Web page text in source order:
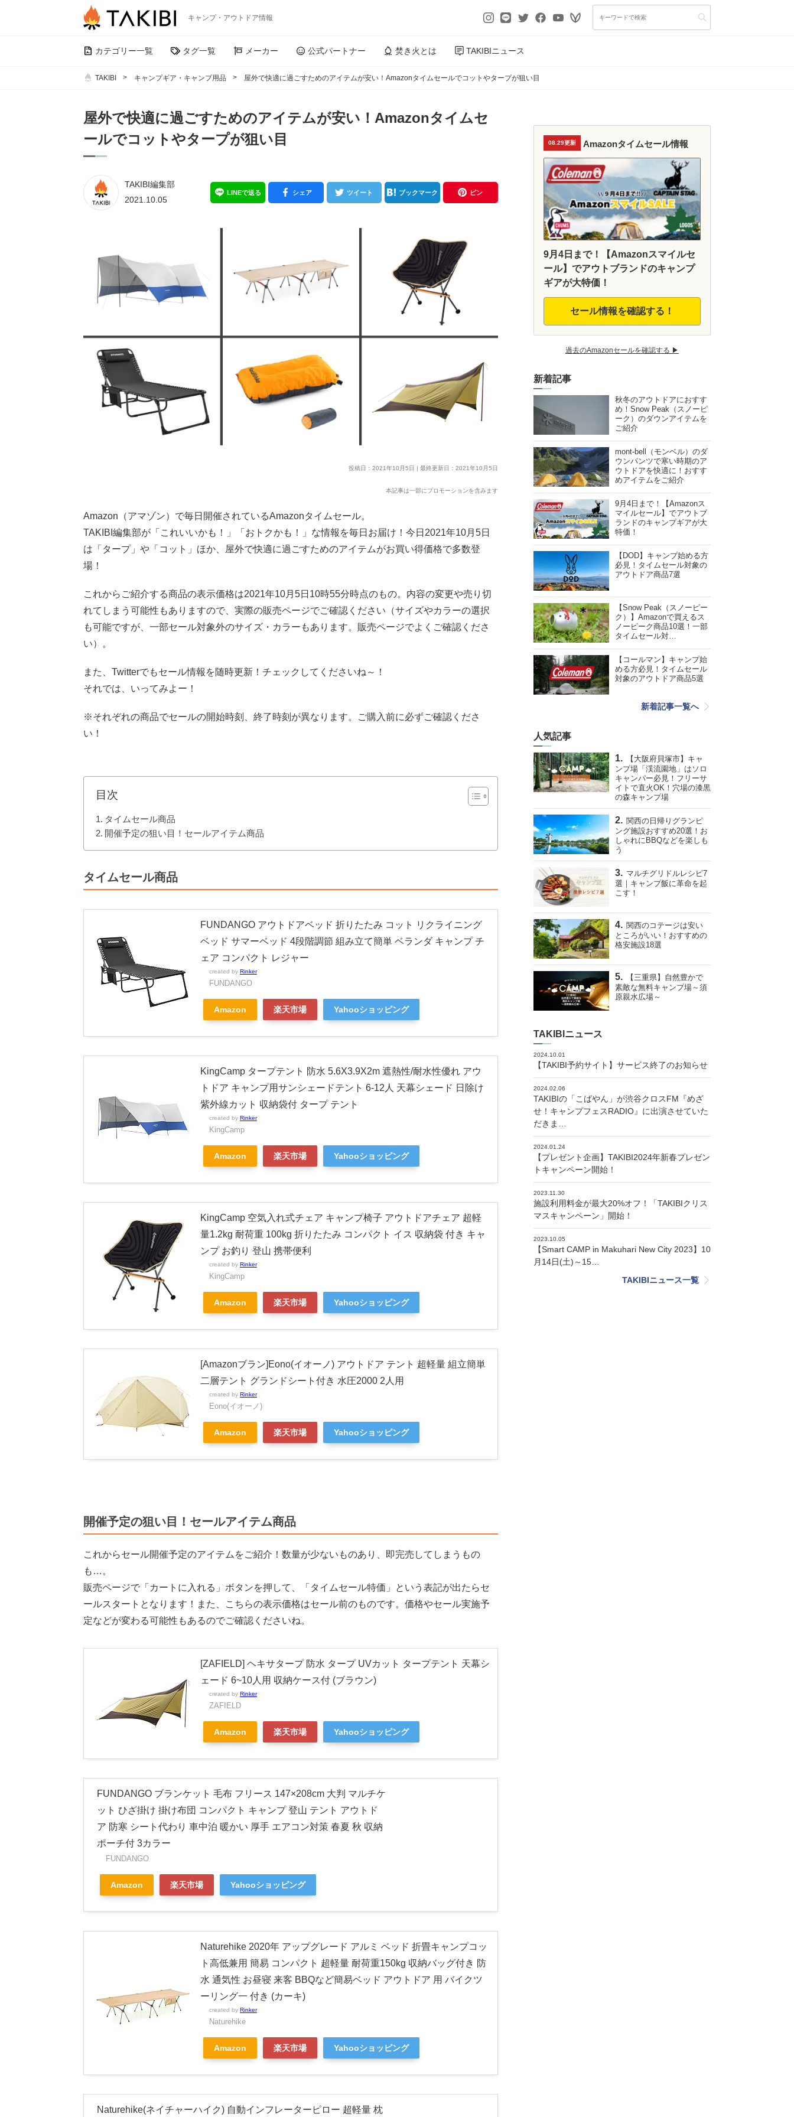
キャンプ・アウトドア情報
カテゴリー一覧 タグ一覧 メーカー 公式パートナー 焚き火とは TAKIBIニュース
TAKIBI キャンプギア・キャンプ用品 屋外で快適に過ごすためのアイテムが安い！Amazonタイムセールでコットやタープが狙い目
屋外で快適に過ごすためのアイテムが安い！Amazonタイムセ
ールでコットやタープが狙い目
TAKIBI編集部
2021.10.05
LINEで送る シェア ツイート ブックマーク ピン
投稿日：2021年10月5日 | 最終更新日：2021年10月5日
本記事は一部にプロモーションを含みます
Amazon（アマゾン）で毎日開催されているAmazonタイムセール。
TAKIBI編集部が「これいいかも！」「おトクかも！」な情報を毎日お届け！今日2021年10月5日
は「タープ」や「コット」ほか、屋外で快適に過ごすためのアイテムがお買い得価格で多数登
場！
これからご紹介する商品の表示価格は2021年10月5日10時55分時点のもの。内容の変更や売り切
れてしまう可能性もありますので、実際の販売ページでご確認ください（サイズやカラーの選択
も可能ですが、一部セール対象外のサイズ・カラーもあります。販売ページでよくご確認くださ
い）。
また、Twitterでもセール情報を随時更新！チェックしてくださいね～！
それでは、いってみよー！
※それぞれの商品でセールの開始時刻、終了時刻が異なります。ご購入前に必ずご確認くださ
い！
目次
タイムセール商品
開催予定の狙い目！セールアイテム商品
タイムセール商品
FUNDANGO アウトドアベッド 折りたたみ コット リクライニング
ベッド サマーベッド 4段階調節 組み立て簡単 ベランダ キャンプ チ
ェア コンパクト レジャー
created by Rinker
FUNDANGO
Amazon 楽天市場 Yahooショッピング
KingCamp タープテント 防水 5.6X3.9X2m 遮熱性/耐水性優れ アウ
トドア キャンプ用サンシェードテント 6-12人 天幕シェード 日除け
紫外線カット 収納袋付 タープ テント
created by Rinker
KingCamp
Amazon 楽天市場 Yahooショッピング
KingCamp 空気入れ式チェア キャンプ椅子 アウトドアチェア 超軽
量1.2kg 耐荷重 100kg 折りたたみ コンパクト イス 収納袋 付き キャ
ンプ お釣り 登山 携帯便利
created by Rinker
KingCamp
Amazon 楽天市場 Yahooショッピング
[Amazonブラン]Eono(イオーノ) アウトドア テント 超軽量 組立簡単
二層テント グランドシート付き 水圧2000 2人用
created by Rinker
Eono(イオーノ)
Amazon 楽天市場 Yahooショッピング
開催予定の狙い目！セールアイテム商品
これからセール開催予定のアイテムをご紹介！数量が少ないものあり、即完売してしまうもの
も…。
販売ページで「カートに入れる」ボタンを押して、「タイムセール特価」という表記が出たらセ
ールスタートとなります！また、こちらの表示価格はセール前のものです。価格やセール実施予
定などが変わる可能性もあるのでご確認くださいね。
[ZAFIELD] ヘキサタープ 防水 タープ UVカット タープテント 天幕シ
ェード 6~10人用 収納ケース付 (ブラウン)
created by Rinker
ZAFIELD
Amazon 楽天市場 Yahooショッピング
FUNDANGO ブランケット 毛布 フリース 147×208cm 大判 マルチケ
ット ひざ掛け 掛け布団 コンパクト キャンプ 登山 テント アウトド
ア 防寒 シート代わり 車中泊 暖かい 厚手 エアコン対策 春夏 秋 収納
ポーチ付 3カラー
FUNDANGO
Amazon 楽天市場 Yahooショッピング
Naturehike 2020年 アップグレード アルミ ベッド 折畳キャンプコッ
ト高低兼用 簡易 コンパクト 超軽量 耐荷重150kg 収納バッグ付き 防
水 通気性 お昼寝 来客 BBQなど簡易ベッド アウトドア 用 バイクツ
ーリング一 付き (カーキ)
created by Rinker
Naturehike
Amazon 楽天市場 Yahooショッピング
Naturehike(ネイチャーハイク) 自動インフレーターピロー 超軽量 枕
08.29更新 Amazonタイムセール情報
9月4日まで！【Amazonスマイルセ
ール】でアウトブランドのキャンプ
ギアが大特価！
セール情報を確認する！
過去のAmazonセールを確認する ▶︎
新着記事
秋冬のアウトドアにおすす
め！Snow Peak（スノーピ
ーク）のダウンアイテムを
ご紹介
mont-bell（モンベル）のダ
ウンパンツで寒い時期のア
ウトドアを快適に！おすす
めアイテムをご紹介
9月4日まで！【Amazonス
マイルセール】でアウトブ
ランドのキャンプギアが大
特価！
【DOD】キャンプ始める方
必見！タイムセール対象の
アウトドア商品7選
【Snow Peak（スノーピー
ク）】Amazonで買えるス
ノーピーク商品10選！一部
タイムセール対…
【コールマン】キャンプ始
める方必見！タイムセール
対象のアウトドア商品5選
新着記事一覧へ
人気記事
【大阪府貝塚市】キャ
ンプ場「渓流園地」はソロ
キャンパー必見！フリーサ
イトで直火OK！穴場の漆黒
の森キャンプ場
関西の日帰りグランピ
ング施設おすすめ20選！お
しゃれにBBQなどを楽しも
う
マルチグリドルレシピ7
選｜キャンプ飯に革命を起
こす！
関西のコテージは安い
ところがいい！おすすめの
格安施設18選
【三重県】自然豊かで
素敵な無料キャンプ場～須
原親水広場～
TAKIBIニュース
2024.10.01
【TAKIBI予約サイト】サービス終了のお知らせ
2024.02.06
TAKIBIの「こばやん」が渋谷クロスFM『めざ
せ！キャンプフェスRADIO』に出演させていた
だきま…
2024.01.24
【プレゼント企画】TAKIBI2024年新春プレゼン
トキャンペーン開始！
2023.11.30
施設利用料金が最大20%オフ！「TAKIBIクリス
マスキャンペーン」開始！
2023.10.05
【Smart CAMP in Makuhari New City 2023】10
月14日(土)～15…
TAKIBIニュース一覧